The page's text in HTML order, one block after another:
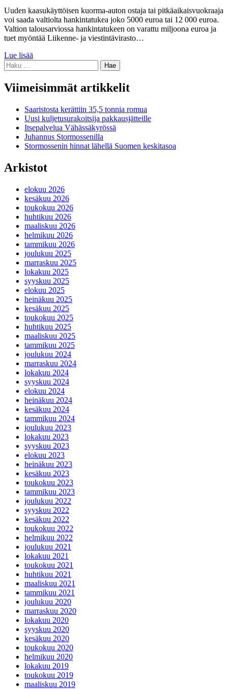
Uuden kaasukäyttöisen kuorma-auton ostaja tai pitkäaikaisvuokraaja
voi saada valtiolta hankintatukea joko 5000 euroa tai 12 000 euroa.
Valtion talousarviossa hankintatukeen on varattu miljoona euroa ja
tuet myöntää Liikenne- ja viestintävirasto…
Lue lisää
Haku:
Viimeisimmät artikkelit
Saaristosta kerättiin 35,5 tonnia romua
Uusi kuljetusurakoitsija pakkausjätteille
Itsepalvelua Vähässäkyrössä
Juhannus Stormossenilla
Stormossenin hinnat lähellä Suomen keskitasoa
Arkistot
elokuu 2026
kesäkuu 2026
toukokuu 2026
huhtikuu 2026
maaliskuu 2026
helmikuu 2026
tammikuu 2026
joulukuu 2025
marraskuu 2025
lokakuu 2025
syyskuu 2025
elokuu 2025
heinäkuu 2025
kesäkuu 2025
toukokuu 2025
huhtikuu 2025
maaliskuu 2025
tammikuu 2025
joulukuu 2024
marraskuu 2024
lokakuu 2024
syyskuu 2024
elokuu 2024
heinäkuu 2024
kesäkuu 2024
tammikuu 2024
joulukuu 2023
lokakuu 2023
syyskuu 2023
elokuu 2023
heinäkuu 2023
kesäkuu 2023
toukokuu 2023
tammikuu 2023
joulukuu 2022
syyskuu 2022
kesäkuu 2022
toukokuu 2022
helmikuu 2022
joulukuu 2021
lokakuu 2021
toukokuu 2021
huhtikuu 2021
maaliskuu 2021
tammikuu 2021
joulukuu 2020
marraskuu 2020
lokakuu 2020
syyskuu 2020
kesäkuu 2020
toukokuu 2020
helmikuu 2020
lokakuu 2019
toukokuu 2019
maaliskuu 2019